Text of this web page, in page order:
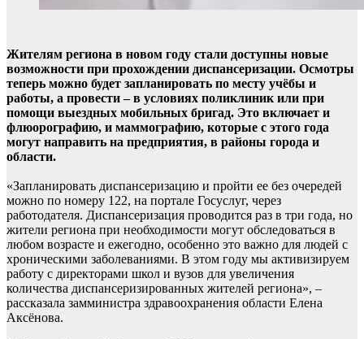
Жителям региона в новом году стали доступны новые
возможности при прохождении диспансеризации. Осмотры
теперь можно будет запланировать по месту учёбы и
работы, а провести – в условиях поликлиник или при
помощи выездных мобильных бригад. Это включает и
флюорографию, и маммографию, которые с этого года
могут направить на предприятия, в районы города и
области.
«Запланировать диспансеризацию и пройти ее без очередей
можно по номеру 122, на портале Госуслуг, через
работодателя. Диспансеризация проводится раз в три года, но
жители региона при необходимости могут обследоваться в
любом возрасте и ежегодно, особенно это важно для людей с
хроническими заболеваниями. В этом году мы активизируем
работу с директорами школ и вузов для увеличения
количества диспансеризированных жителей региона», –
рассказала замминистра здравоохранения области Елена
Аксёнова.